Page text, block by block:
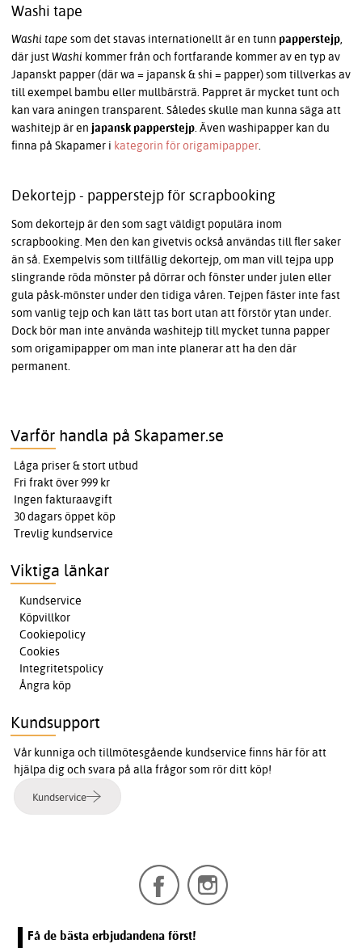
Washi tape
Washi tape som det stavas internationellt är en tunn papperstejp,
där justWashi kommer från och fortfarande kommer av en typ av
Japanskt papper (där wa = japansk & shi = papper) som tillverkas av
till exempel bambu eller mullbärsträ. Pappret är mycket tunt och
kan vara aningen transparent. Således skulle man kunna säga att
washitejp är en japansk papperstejp. Även washipapper kan du
finna på Skapamer i kategorin för origamipapper.
Dekortejp - papperstejp för scrapbooking
Som dekortejp är den som sagt väldigt populära inom
scrapbooking. Men den kan givetvis också användas till fler saker
än så. Exempelvis som tillfällig dekortejp, om man vill tejpa upp
slingrande röda mönster på dörrar och fönster under julen eller
gula påsk-mönster under den tidiga våren. Tejpen fäster inte fast
som vanlig tejp och kan lätt tas bort utan att förstör ytan under.
Dock bör man inte använda washitejp till mycket tunna papper
som origamipapper om man inte planerar att ha den där
permanent.
Varför handla på Skapamer.se
Låga priser & stort utbud
Fri frakt över 999 kr
Ingen fakturaavgift
30 dagars öppet köp
Trevlig kundservice
Viktiga länkar
Kundservice
Köpvillkor
Cookiepolicy
Cookies
Integritetspolicy
Ångra köp
Kundsupport
Vår kunniga och tillmötesgående kundservice finns här för att
hjälpa dig och svara på alla frågor som rör ditt köp!
Kundservice
Få de bästa erbjudandena först!